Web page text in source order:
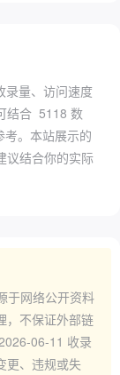
录量、访问速度
结合 5118 数
。本站展示的
议结合你的实际
于网络公开资料
，不保证外部链
06-11 收录
更、违规或失